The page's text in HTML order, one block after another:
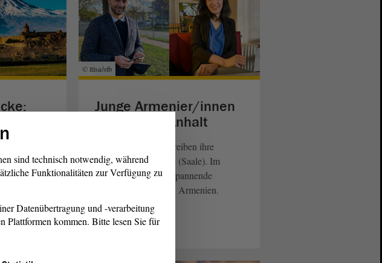
Wir
im
© ltlsa/stb
Junge Armenier/innen
in Sachsen-Anhalt
Nane und David schreiben ihre
Doktorarbeit in Halle (Saale). Im
Interview geben sie spannende
Einblicke in ihr Land Armenien.
sind technisch notwendig, während
Funktionalitäten zur Verfügung zu
Datenübertragung und -verarbeitung
Plattformen kommen. Bitte lesen Sie für